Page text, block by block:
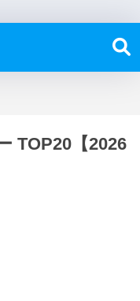
TOP20【2026